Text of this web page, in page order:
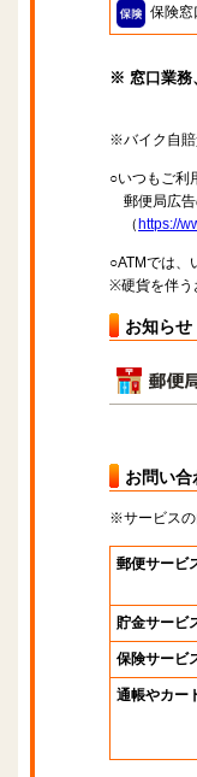
保険窓
※ 窓口業務
※バイク自賠
○いつもご利
郵便局広告
（ https://
○ATMでは、
※硬貨を伴う
お知らせ
お問い合
※サービスの
郵便サービ
貯金サービ
保険サービ
通帳やカー